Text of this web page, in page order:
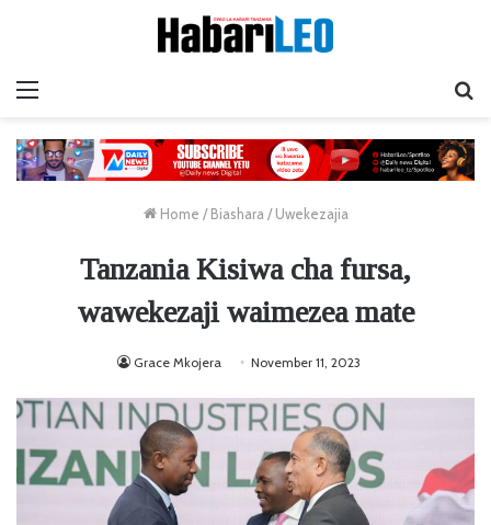
Home / Biashara / Uwekezajia
Tanzania Kisiwa cha fursa,
wawekezaji waimezea mate
Grace Mkojera November 11, 2023